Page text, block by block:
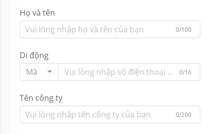
Họ và tên
0/100
Di động
Mã
0/16
Tên công ty
0/200